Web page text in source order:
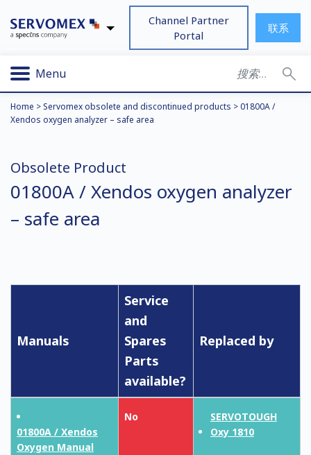
Channel Partner
Portal
联系
Menu
Home > Servomex obsolete and discontinued products >01800A /
Xendos oxygen analyzer – safe area
Obsolete Product
01800A / Xendos oxygen analyzer
– safe area
Manuals
Service
and
Spares
Parts
available?
Replaced by
01800A / Xendos
Oxygen Manual
No
SERVOTOUGH
Oxy 1810